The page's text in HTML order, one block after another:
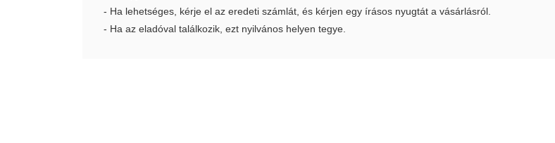
- Ha lehetséges, kérje el az eredeti számlát, és kérjen egy írásos nyugtát a vásárlásról.
- Ha az eladóval találkozik, ezt nyilvános helyen tegye.